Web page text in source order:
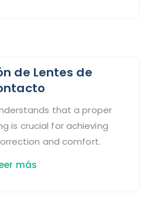
de Lentes de
that a proper
is crucial for achieving
and comfort.
más